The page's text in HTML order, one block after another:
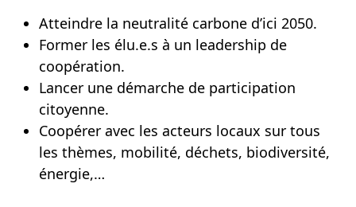
Atteindre la neutralité carbone d’ici 2050.
Former les élu.e.s à un leadership de
coopération.
Lancer une démarche de participation
citoyenne.
Coopérer avec les acteurs locaux sur tous
les thèmes, mobilité, déchets, biodiversité,
énergie,…